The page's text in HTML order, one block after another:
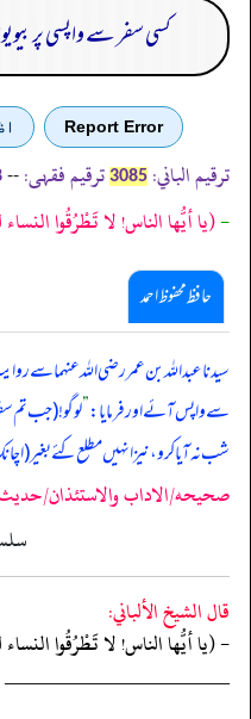
کسی سفر سے واپسی پر
Report Error
ترقیم الباني: 3085 ترقیم فقہی: --
-(يا أيُّها الناس! لا تَطْرُقُوا
حافظ محفوظ احمد
سیدنا عبداللہ بن عمر رضی اللہ عنہما سے
سے واپس آئے اور فرمایا:”لوگو! (‏‏‏‏جب تم
شب نہ آیا کرو، نیز انہیں مطلع کئے بغیر
صحيحه/الاداب والاستئذان/حدیث:
قال الشيخ الألباني:
- (يا أيُّها الناس! لا تَطْرُقُوا
‏‏‏‏_____________________